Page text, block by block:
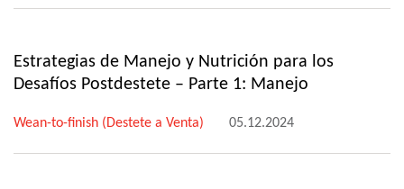
Estrategias de Manejo y Nutrición para los
Desafíos Postdestete – Parte 1: Manejo
Wean-to-finish (Destete a Venta) 05.12.2024